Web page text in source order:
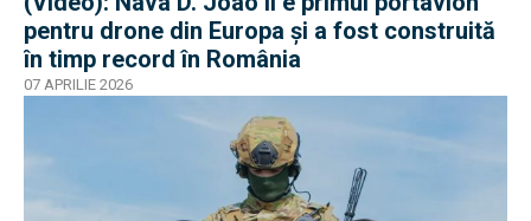
pentru drone din Europa și a fost construită
în timp record în România
07 APRILIE 2026